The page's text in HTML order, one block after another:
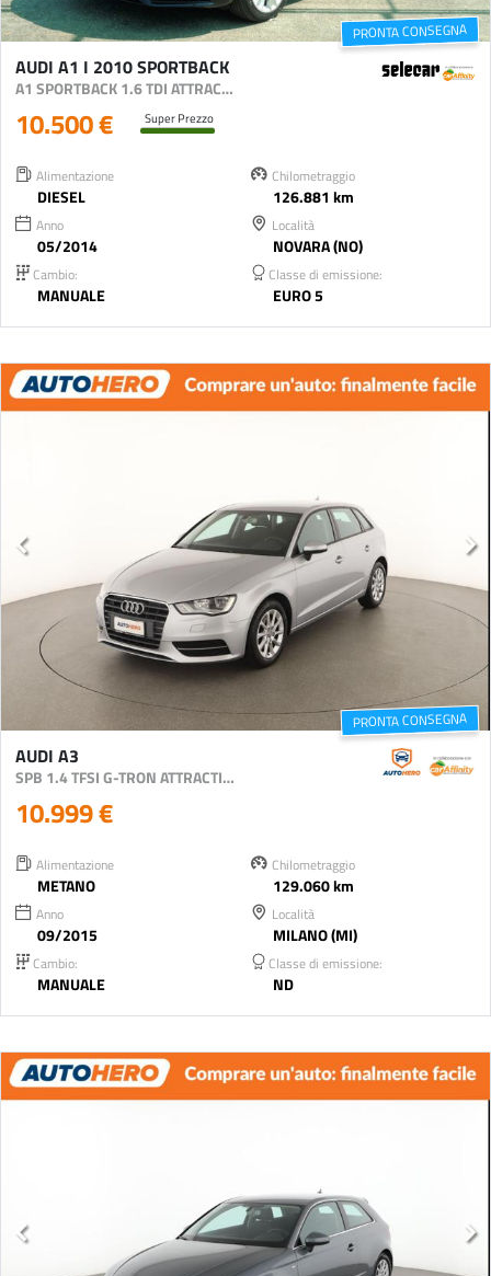
PRONTA CONSEGNA
AUDI A1 I 2010 SPORTBACK
A1 SPORTBACK 1.6 TDI ATTRACTION 105CV
10.500 € Super Prezzo
Alimentazione
DIESEL
Chilometraggio
126.881 km
Anno
05/2014
Località
NOVARA (NO)
Cambio:
MANUALE
Classe di emissione:
EURO 5
PRONTA CONSEGNA
AUDI A3
SPB 1.4 TFSI G-TRON ATTRACTION
10.999 €
Alimentazione
METANO
Chilometraggio
129.060 km
Anno
09/2015
Località
MILANO (MI)
Cambio:
MANUALE
Classe di emissione:
ND